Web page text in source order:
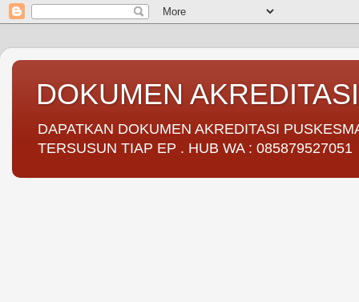
DOKUMEN
DAPATKAN DOKUMEN AKREDITASI
TERSUSUN TIAP EP . HUB WA : 085879527051